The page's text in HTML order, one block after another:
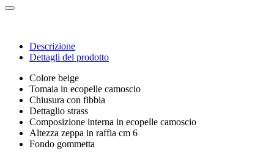
Descrizione
Dettagli del prodotto
Colore beige
Tomaia in ecopelle camoscio
Chiusura con fibbia
Dettaglio strass
Composizione interna in ecopelle camoscio
Altezza zeppa in raffia cm 6
Fondo gommetta